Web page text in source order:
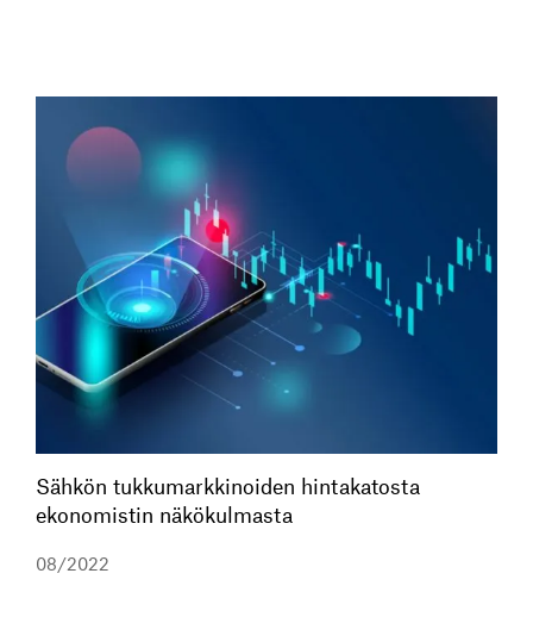
Sähkön tukkumarkkinoiden hintakatosta
ekonomistin näkökulmasta
08/2022